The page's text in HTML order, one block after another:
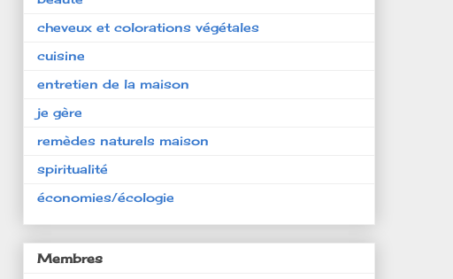
cheveux et colorations végétales
cuisine
entretien de la maison
je gère
remèdes naturels maison
spiritualité
économies/écologie
Membres